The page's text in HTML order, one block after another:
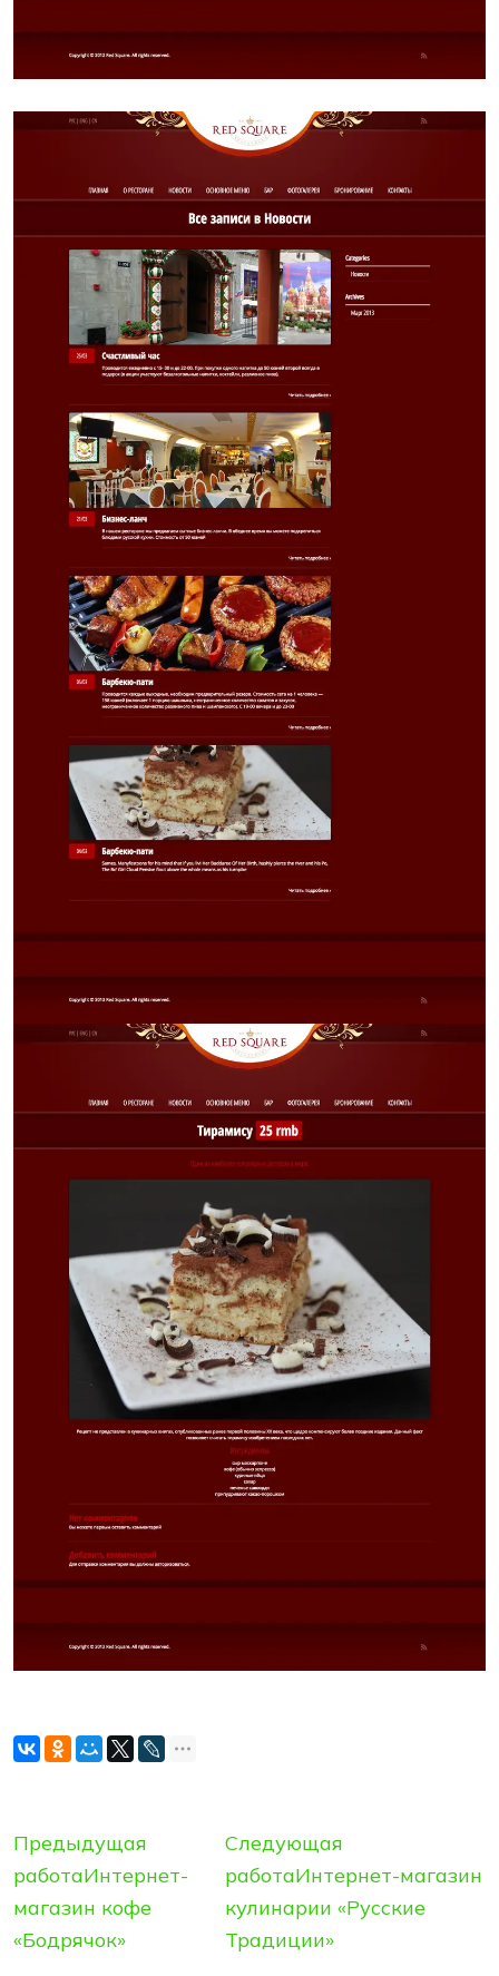
Предыдущая
работаИнтернет-
магазин кофе
«Бодрячок»
Следующая
работаИнтернет-магазин
кулинарии «Русские
Традиции»